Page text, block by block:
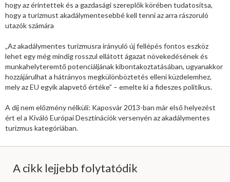
hogy az érintettek és a gazdasági szereplők körében tudatosítsa,
hogy a turizmust akadálymentesebbé kell tenni az arra rászoruló
utazók számára
„Az akadálymentes turizmusra irányuló új fellépés fontos eszköz
lehet egy még mindig rosszul ellátott ágazat növekedésének és
munkahelyteremtő potenciáljának kibontakoztatásában, ugyanakkor
hozzájárulhat a hátrányos megkülönböztetés elleni küzdelemhez,
mely az EU egyik alapvető értéke” – emelte ki a fideszes politikus.
A díj nem előzmény nélküli: Kaposvár 2013-ban már első helyezést
ért el a Kiváló Európai Desztinációk versenyén az akadálymentes
turizmus kategóriában.
A cikk lejjebb folytatódik